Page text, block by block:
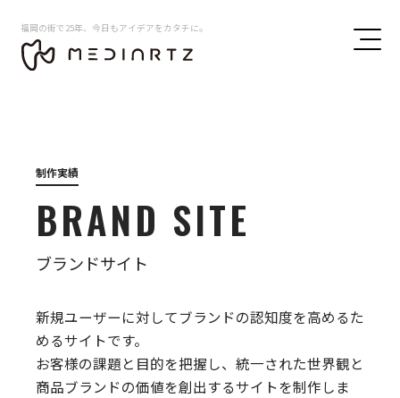
福岡の街で25年、今日もアイデアをカタチに。
制作実績
BRAND SITE
ブランドサイト
新規ユーザーに対してブランドの認知度を高めるた
めるサイトです。
お客様の課題と目的を把握し、統一された世界観と
商品ブランドの価値を創出するサイトを制作しま